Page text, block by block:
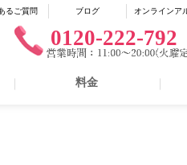
るご質問 ブログ オンラインア
0120-222-792
料金